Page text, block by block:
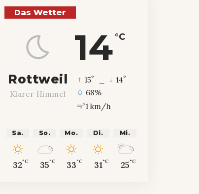
Das Wetter
14 °C
Rottweil
Klarer Himmel
15° 14°
68%
1 km/h
Sa.
32°C
So.
35°C
Mo.
33°C
Di.
31°C
Mi.
25°C